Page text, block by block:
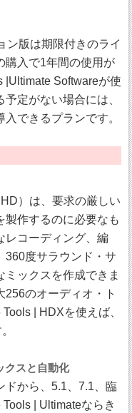
ン版は期限付きのライ
購入で1年間の使用が
|Ultimate Softwareが使
定がない場合には、
できるプランです。
）は、要求の厳しい
製作するのに必要なも
レコーディング、編
360度サラウンド・サ
ックスを作成できま
のオーディオ・ト
| HDXを使えば、
クスと自動化
ドから、5.1、7.1、臨
| Ultimateならき